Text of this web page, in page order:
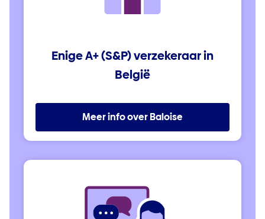
Enige A+ (S&P) verzekeraar in
België
Meer info over Baloise